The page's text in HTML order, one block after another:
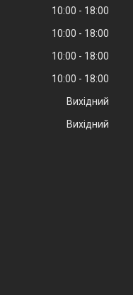
10:00
18:00
10:00
18:00
10:00
18:00
10:00
18:00
Вихідний
Вихідний